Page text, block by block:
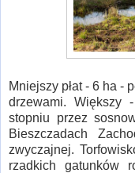
Mniejszy płat - 6 ha -
drzewami.
stopniu przez
Bieszczadach
zwyczajnej.
rzadkich gatunków